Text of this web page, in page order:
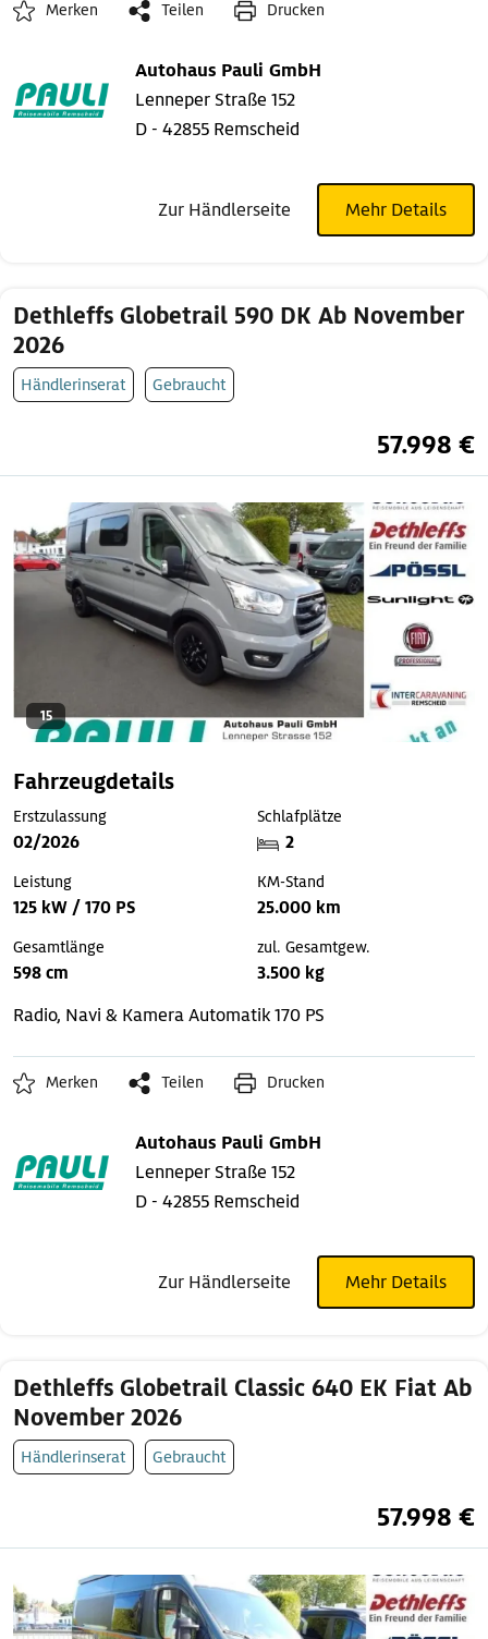
Merken Teilen Drucken
Autohaus Pauli GmbH
Lenneper Straße 152
D - 42855 Remscheid
Zur Händlerseite Mehr Details
Dethleffs Globetrail 590 DK Ab November
2026
Händlerinserat Gebraucht
57.998 €
15
Fahrzeugdetails
Erstzulassung
02/2026
Schlafplätze
2
Leistung
125 kW / 170 PS
KM-Stand
25.000 km
Gesamtlänge
598 cm
zul. Gesamtgew.
3.500 kg
Radio, Navi & KameraAutomatik170 PS
Merken Teilen Drucken
Autohaus Pauli GmbH
Lenneper Straße 152
D - 42855 Remscheid
Zur Händlerseite Mehr Details
Dethleffs Globetrail Classic 640 EK Fiat Ab
November 2026
Händlerinserat Gebraucht
57.998 €